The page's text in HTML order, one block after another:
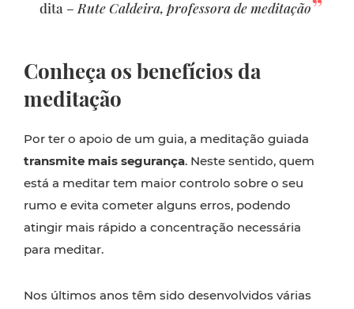
dita – Rute Caldeira, professora de meditação
Conheça os benefícios da
meditação
Por ter o apoio de um guia, a meditação guiada
transmite mais segurança. Neste sentido, quem
está a meditar tem maior controlo sobre o seu
rumo e evita cometer alguns erros, podendo
atingir mais rápido a concentração necessária
para meditar.
Nos últimos anos têm sido desenvolvidos várias